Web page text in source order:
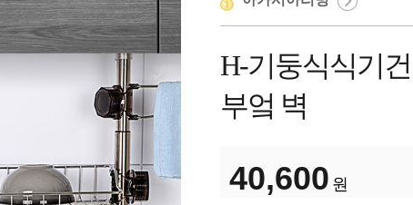
H-기둥식식기
부엌 벽
40,600 원